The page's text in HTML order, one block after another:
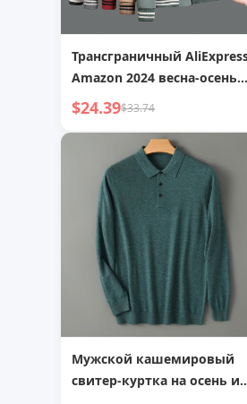
Трансграничный
Amazon 2024 весна-осень
Европейская и
американская мужская
хлопковая куртка
большого размера,
повседневная рабочая
куртка
$24.39$33.74
Мужской кашемировый
свитер-куртка на осень и